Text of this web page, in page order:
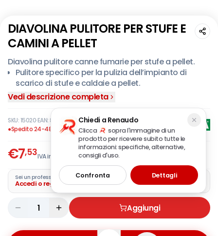
DIAVOLINA PULITORE PER STUFE E
CAMINI A PELLET
Diavolina pulitore canne fumarie per stufe a pellet.
Pulitore specifico per la pulizia dell’impianto di
scarico di stufe e caldaie a pellet.
È l’unico prodotto in grado di pulire anche la camera
di combustione delle stufe a pellet, normalmente
inaccessibile per la manutenzione ordinaria, poiché
agisce dall’interno.
Vedi descrizione completa
SKU:15020·EAN:8002840150206
●Spedito 24-48 ore
€7,53IVA incl.
Sei un professionista?
Accedi o registra la tua azienda
1 Aggiungi
Chiedi a Renaudo
Clicca
sopra l'immagine di un
prodotto per ricevere subito tutte le
informazioni: specifiche, alternative,
consigli d'uso.
Confronta Dettagli